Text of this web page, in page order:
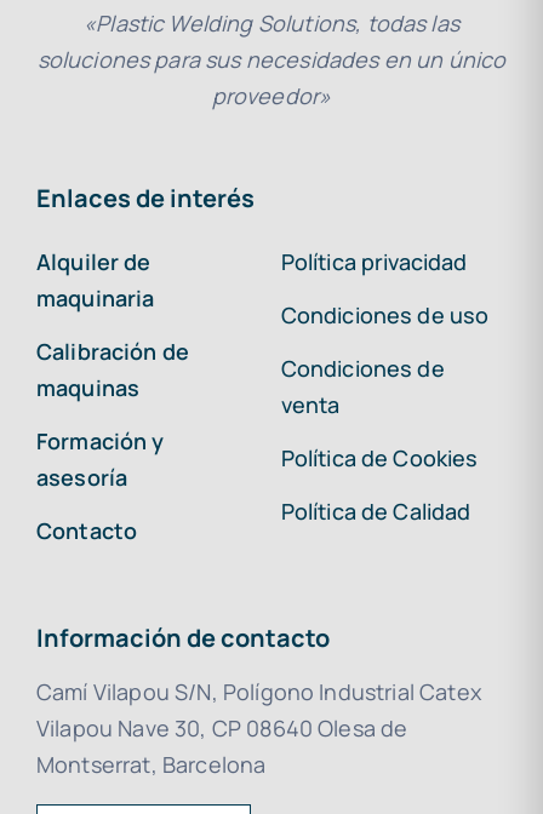
«Plastic Welding Solutions, todas las
soluciones para sus necesidades en un único
proveedor»
Enlaces de interés
Alquiler de
maquinaria
Calibración de
maquinas
Formación y
asesoría
Contacto
Política privacidad
Condiciones de uso
Condiciones de
venta
Política de Cookies
Política de Calidad
Información de contacto
Camí Vilapou S/N, Polígono Industrial Catex
Vilapou Nave 30, CP 08640 Olesa de
Montserrat, Barcelona